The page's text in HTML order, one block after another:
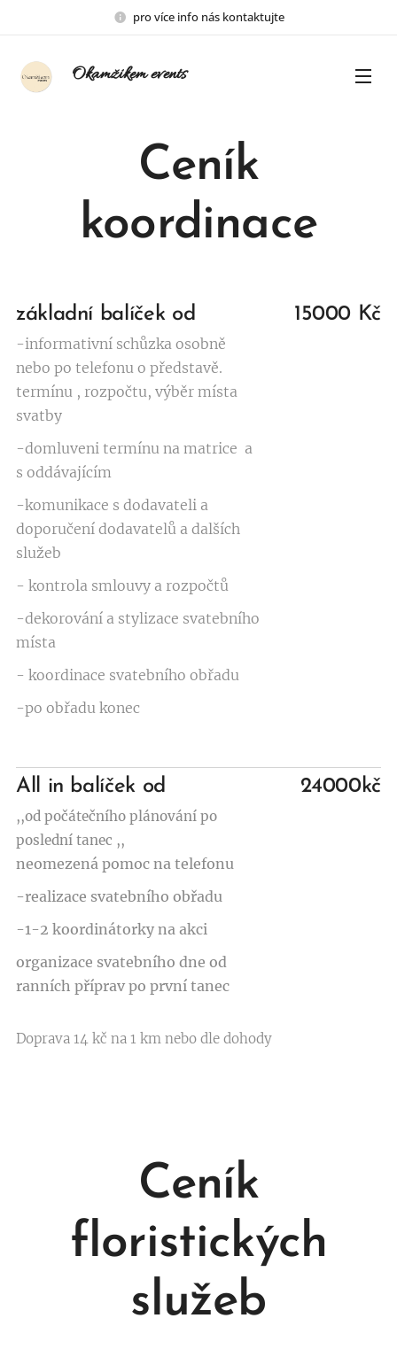
pro více info nás kontaktujte
Okamžikem events
Ceník
koordinace
základní balíček od
-informativní schůzka osobně
nebo po telefonu o představě.
termínu , rozpočtu, výběr místa
svatby
-domluveni termínu na matrice a
s oddávajícím
-komunikace s dodavateli a
doporučení dodavatelů a dalších
služeb
- kontrola smlouvy a rozpočtů
-dekorování a stylizace svatebního
místa
- koordinace svatebního obřadu
-po obřadu konec
15000 Kč
All in balíček od
,,od počátečního plánování po
poslední tanec ,,
neomezená pomoc na telefonu
-realizace svatebního obřadu
-1-2 koordinátorky na akci
organizace svatebního dne od
ranních příprav po první tanec
24000kč
Doprava 14 kč na 1 km nebo dle dohody
Ceník
floristických
služeb